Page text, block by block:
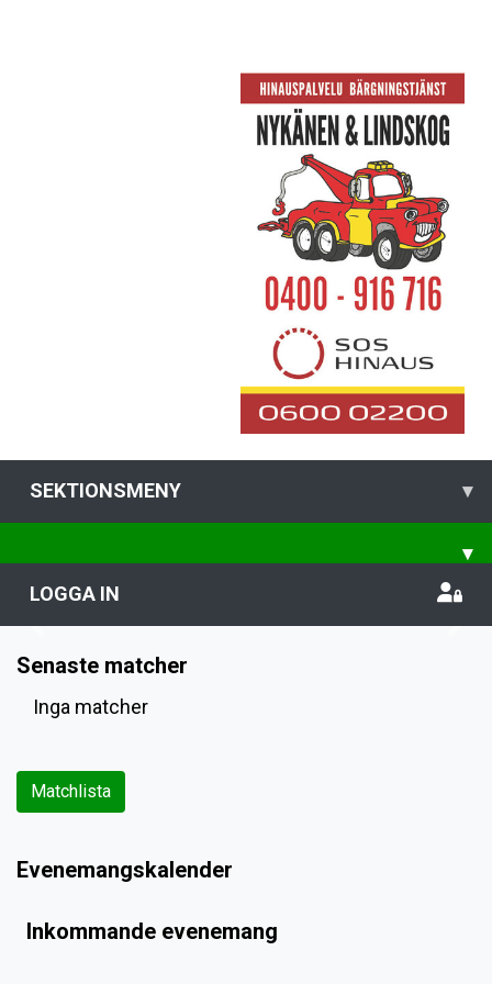
SEKTIONSMENY ▾
▾
LOGGA IN
Senaste matcher
Inga matcher
Matchlista
Evenemangskalender
Inkommande evenemang